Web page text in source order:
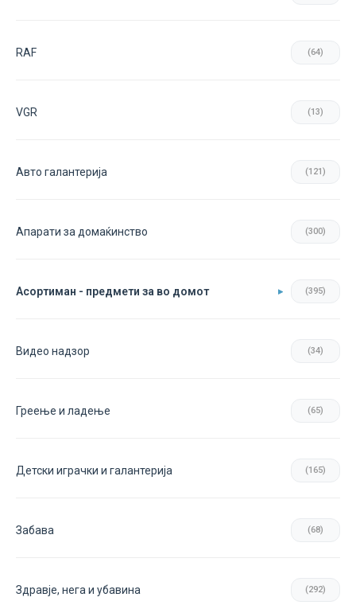
RAF (64)
VGR (13)
Авто галантерија (121)
Апарати за домаќинство (300)
Асортиман - предмети за во домот (395)
Видео надзор (34)
Греење и ладење (65)
Детски играчки и галантерија (165)
Забава (68)
Здравје, нега и убавина (292)